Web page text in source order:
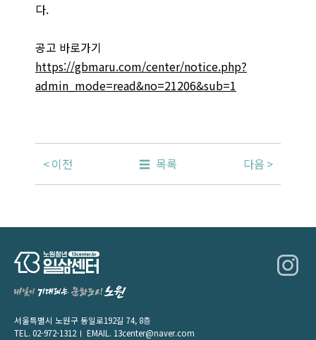
다.
공고 바로가기
https://gbmaru.com/center/notice.php?
admin_mode=read&no=21206&sub=1
이전 목록 다음
서울특별시 노원구 동일로192길 74, 8층
TEL.02-972-1312 EMAIL. 13center@naver.com